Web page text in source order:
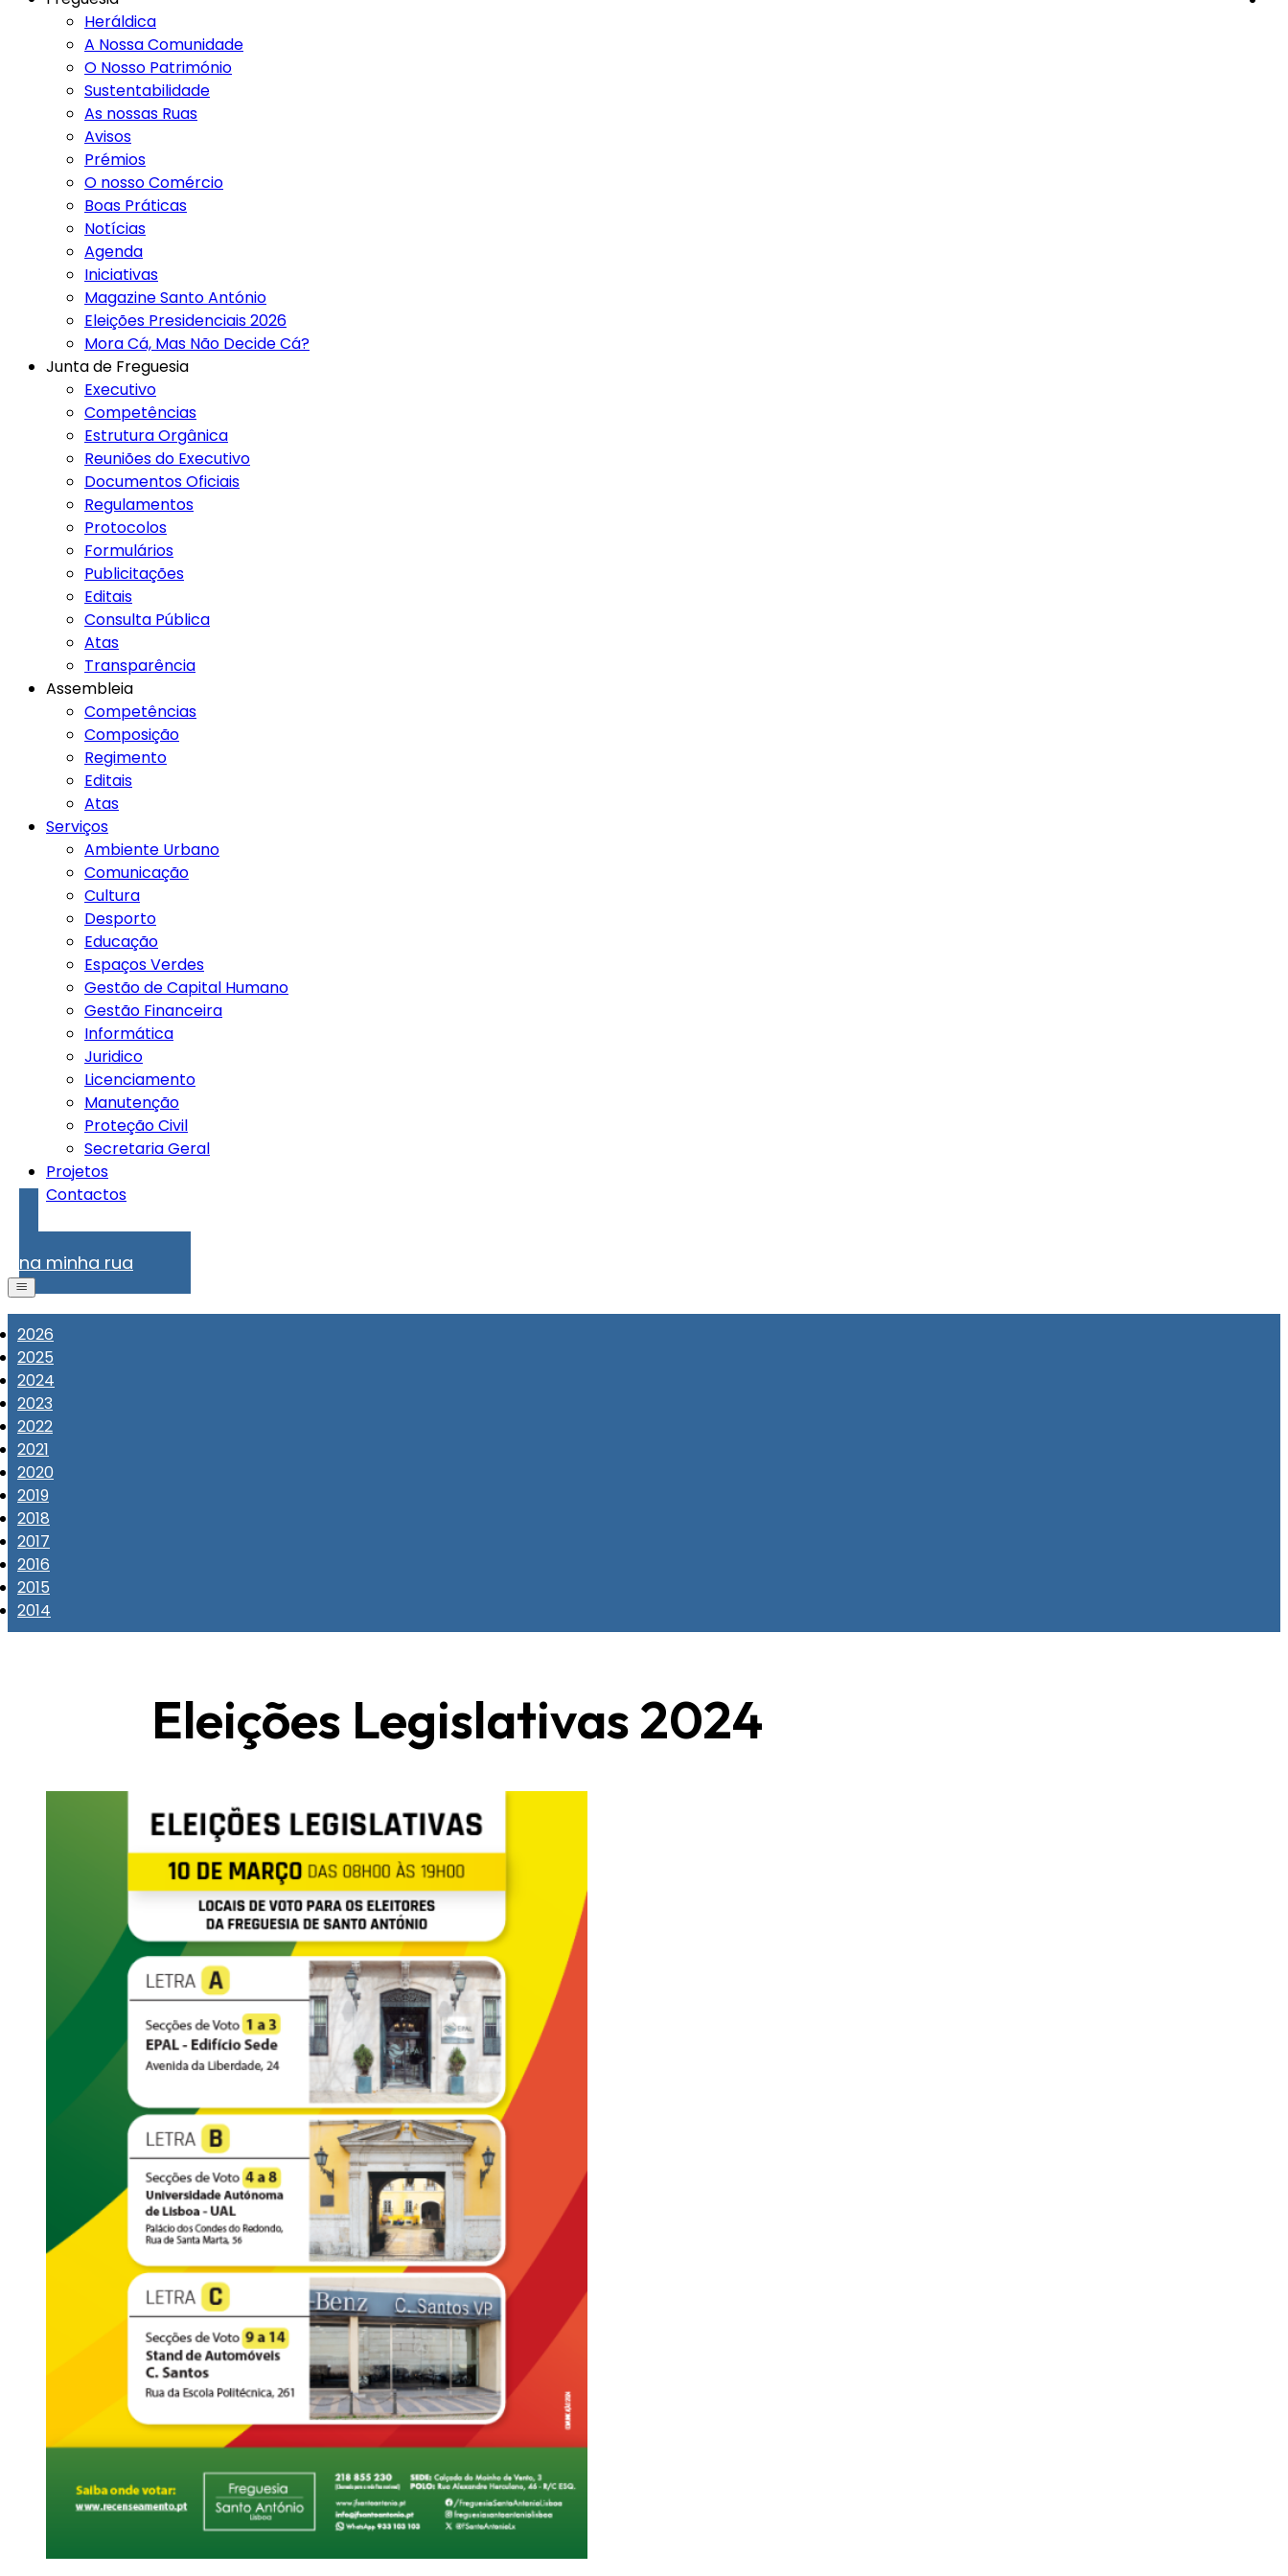
Heráldica
A Nossa Comunidade
O Nosso Património
Sustentabilidade
As nossas Ruas
Avisos
Prémios
O nosso Comércio
Boas Práticas
Notícias
Agenda
Iniciativas
Magazine Santo António
Eleições Presidenciais 2026
Mora Cá, Mas Não Decide Cá?
Junta de Freguesia
Executivo
Competências
Estrutura Orgânica
Reuniões do Executivo
Documentos Oficiais
Regulamentos
Protocolos
Formulários
Publicitações
Editais
Consulta Pública
Atas
Transparência
Assembleia
Competências
Composição
Regimento
Editais
Atas
Serviços
Ambiente Urbano
Comunicação
Cultura
Desporto
Educação
Espaços Verdes
Gestão de Capital Humano
Gestão Financeira
Informática
Juridico
Licenciamento
Manutenção
Proteção Civil
Secretaria Geral
Projetos
Contactos
na minha rua
2026
2025
2024
2023
2022
2021
2020
2019
2018
2017
2016
2015
2014
Eleições Legislativas 2024